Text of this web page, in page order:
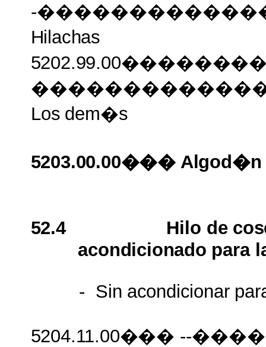
-
Hilachas
Los dem�s
5203.00.00��� Algod�n
52.4 Hilo de
acondicionado para
- Sin acondicionar
5204.11.00��� --